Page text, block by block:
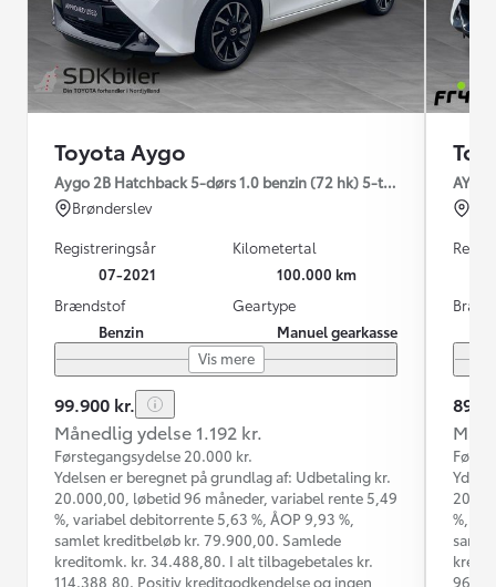
Toyota Aygo
Aygo 2B Hatchback 5-dørs 1.0 benzin (72 hk) 5-trins man. gear
Brønderslev
Registreringsår
07-2021
Kilometertal
100.000 km
Brændstof
Benzin
Geartype
Manuel gearkasse
Vis mere
99.900 kr.
Månedlig ydelse 1.192 kr.
Førstegangsydelse 20.000 kr.
Ydelsen er beregnet på grundlag af: Udbetaling kr.
20.000,00, løbetid 96 måneder, variabel rente 5,49
%, variabel debitorrente 5,63 %, ÅOP 9,93 %,
samlet kreditbeløb kr. 79.900,00. Samlede
kreditomk. kr. 34.488,80. I alt tilbagebetales kr.
114.388,80. Positiv kreditgodkendelse og ingen
%,